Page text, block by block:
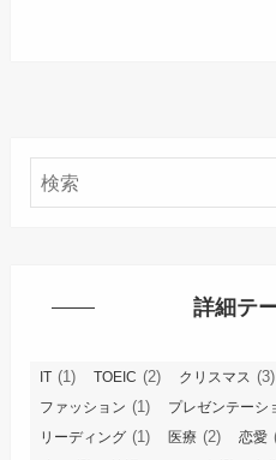
詳細テ
IT (1) TOEIC (2) クリスマス (3)
ファッション (1) プレゼンテーシ
リーディング (1) 医療 (2) 恋愛